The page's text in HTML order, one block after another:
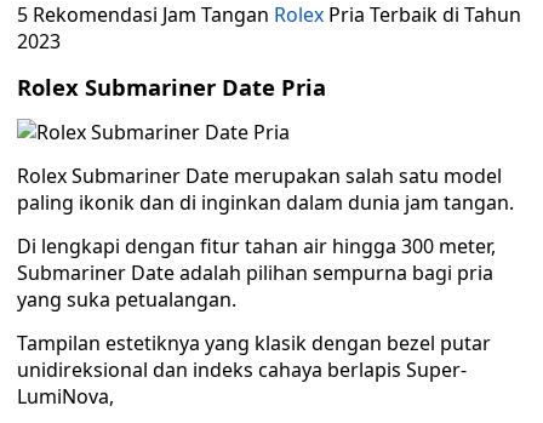
5 Rekomendasi Jam Tangan Rolex Pria Terbaik di Tahun
2023
Rolex Submariner Date Pria
Rolex Submariner Date merupakan salah satu model
paling ikonik dan di inginkan dalam dunia jam tangan.
Di lengkapi dengan fitur tahan air hingga 300 meter,
Submariner Date adalah pilihan sempurna bagi pria
yang suka petualangan.
Tampilan estetiknya yang klasik dengan bezel putar
unidireksional dan indeks cahaya berlapis Super-
LumiNova,